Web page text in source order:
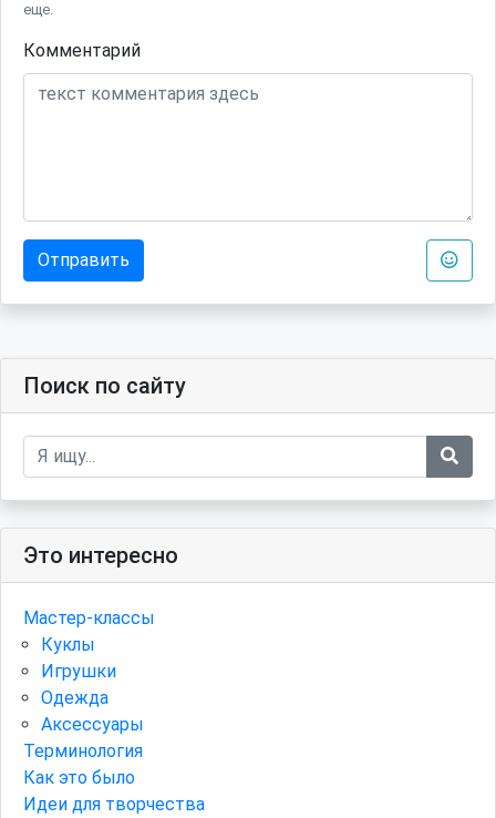
еще.
Комментарий
Отправить
Поиск по сайту
Это интересно
Мастер-классы
Куклы
Игрушки
Одежда
Аксессуары
Терминология
Как это было
Идеи для творчества